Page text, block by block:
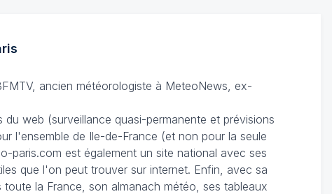
ancien météorologiste à MeteoNews, ex-
web (surveillance quasi-permanente et prévisions
l'ensemble de Ile-de-France (et non pour la seule
paris.com est également un site national avec ses
que l'on peut trouver sur internet. Enfin, avec sa
la France, son almanach météo, ses tableaux